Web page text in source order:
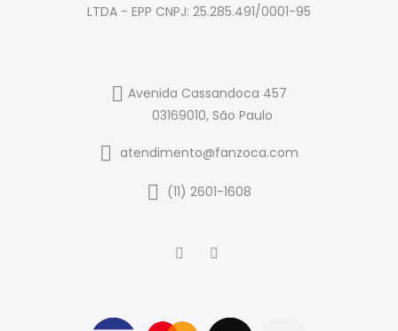
LTDA - EPP CNPJ: 25.285.491/0001-95
Avenida Cassandoca 457
03169010, São Paulo
atendimento@fanzoca.com
(11) 2601-1608